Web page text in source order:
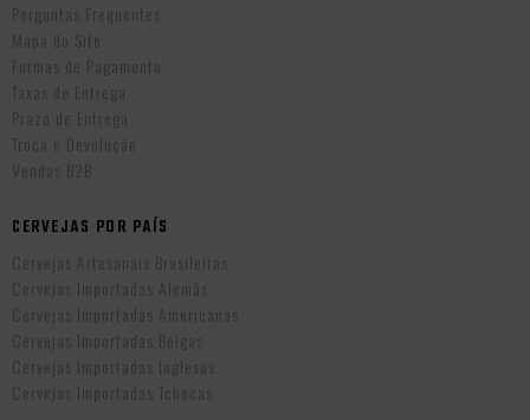
Perguntas Frequentes
Mapa do Site
Formas de Pagamento
Taxas de Entrega
Prazo de Entrega
Troca e Devolução
Vendas B2B
CERVEJAS POR PAÍS
Cervejas Artesanais Brasileiras
Cervejas Importadas Alemãs
Cervejas Importadas Americanas
Cervejas Importadas Belgas
Cervejas Importadas Inglesas
Cervejas Importadas Tchecas